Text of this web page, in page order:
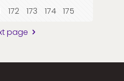
172 173 174
175
page